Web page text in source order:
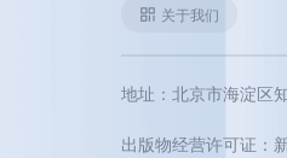
关于我们
地址：北京市海淀区
出版物经营许可证：